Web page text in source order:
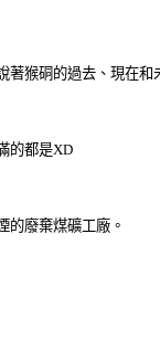
猴硐的過去、現在和
的都是XD
的廢棄煤礦工廠。